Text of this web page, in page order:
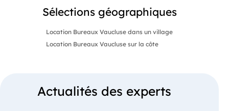
Sélections géographiques
Location Bureaux Vaucluse dans un village
Location Bureaux Vaucluse sur la côte
Actualités des experts